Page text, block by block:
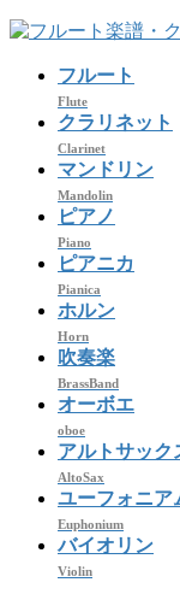
コ
ナ
フルート
Flute
クラリネット
Clarinet
マンドリン
Mandolin
ピアノ
Piano
ピアニカ
Pianica
ホルン
Horn
吹奏楽
BrassBand
オーボエ
oboe
アルトサック
AltoSax
ユーフォニア
Euphonium
バイオリン
Violin